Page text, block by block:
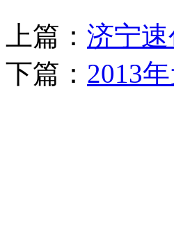
上篇： 济宁
下篇： 2013